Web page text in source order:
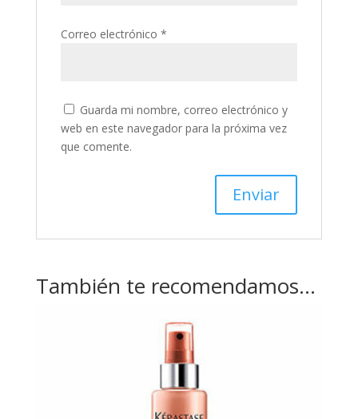
Correo electrónico *
Guarda mi nombre, correo electrónico y
web en este navegador para la próxima vez
que comente.
También te recomendamos…